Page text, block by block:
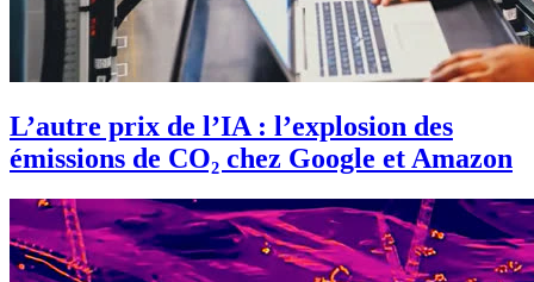
L’autre prix de l’IA : l’explosion des
émissions de CO₂ chez Google et Amazon